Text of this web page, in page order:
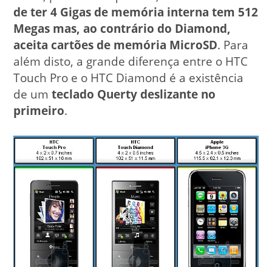
de ter 4 Gigas de memória interna tem 512
Megas mas, ao contrário do Diamond,
aceita cartões de memória MicroSD. Para
além disto, a grande diferença entre o HTC
Touch Pro e o HTC Diamond é a existência
de um teclado Querty deslizante no
primeiro.